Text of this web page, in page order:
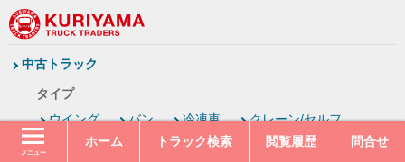
メニュー
ホーム トラック検索 閲覧履歴 問合せ
中古トラック
タイプ
ウイング
バン 冷凍車
クレーン/セルフ
平ボディー
ダンプ
トレーラーヘッド